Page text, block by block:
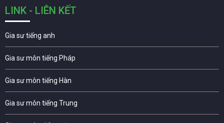
LINK - LIÊN KẾT
Gia sư tiếng anh
Gia sư môn tiếng Pháp
Gia sư môn tiếng Hàn
Gia sư môn tiếng Trung